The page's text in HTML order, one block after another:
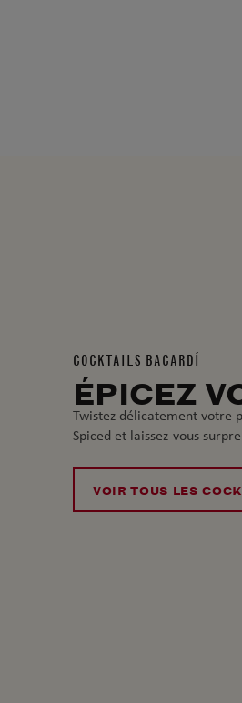
COCKTAILS BACARDÍ
ÉPICEZ
Twistez délicatement votre
Spiced et laissez-vous
VOIR TOUS LES